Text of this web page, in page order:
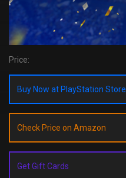
Price:
Buy Now at PlayStation Store
Check Price on Amazon
Get Gift Cards